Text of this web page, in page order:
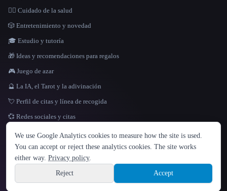
IDIOMA
English español Français Русский 简体中文
Hindi
Sign up
👩‍⚕️ Cuidado de la salud
🎲 Entretenimiento y novedad
🎓 Estudio y tutoría
🎁 Ideas y recomendaciones para regalos
🎮 Juego de azar
🔮 La IA, el Tarot y la adivinación
💘 Perfil de citas y línea de recogida
💞 Redes sociales y citas
Site information
© 2026 That AI Collection. Todos los derechos reservados.
política de privacidad·
build de3d624c
We use Google Analytics cookies to measure how the site is used.
You can accept or reject these analytics cookies. The site works
either way. Privacy policy.
Reject
Accept